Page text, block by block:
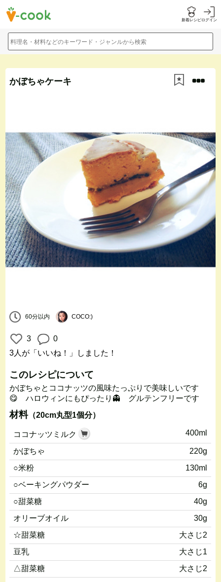
新着レシピログイン
料理名・材料などのキーワード・ジャンルから検索
かぼちゃケーキ
60分以内 COCO:)
3
0
3人 が「いいね！」しました！
このレシピについて
かぼちゃとココナッツの風味たっぷりで美味しいです
😋 ハロウィンにもぴったり👻 グルテンフリーです
材料（20cm丸型1個分）
ココナッツミルク 400ml
かぼちゃ
220g
○米粉
130ml
○ベーキングパウダー
6g
○甜菜糖
40g
オリーブオイル
30g
☆甜菜糖
大さじ2
豆乳
大さじ1
△甜菜糖
大さじ2